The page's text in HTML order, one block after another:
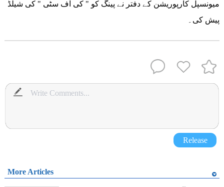
میونسپل کارپوریشن کے دفتر نے پینگ کو " کی آف سٹی " کی شیلڈ
پیش کی۔
Release
More Articles